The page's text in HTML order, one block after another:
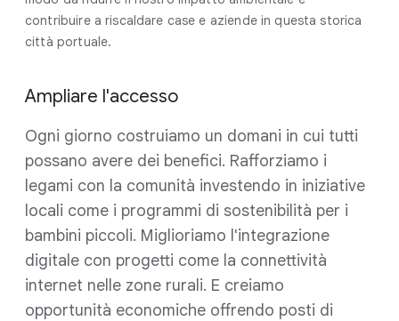
contribuire a riscaldare case e aziende in questa storica
città portuale.
Ampliare l'accesso
Ogni giorno costruiamo un domani in cui tutti
possano avere dei benefici. Rafforziamo i
legami con la comunità investendo in iniziative
locali come i programmi di sostenibilità per i
bambini piccoli. Miglioriamo l'integrazione
digitale con progetti come la connettività
internet nelle zone rurali. E creiamo
opportunità economiche offrendo posti di